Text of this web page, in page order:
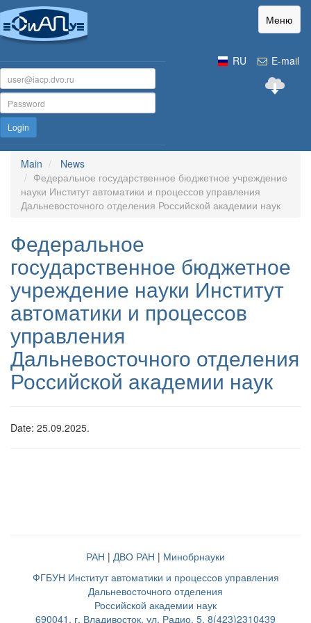
Меню
E-mail
RU
Login
Main
News
Федеральное государственное бюджетное учреждение
науки Институт автоматики и процессов управления
Дальневосточного отделения Российской академии наук
Федеральное
государственное бюджетное
учреждение науки Институт
автоматики и процессов
управления
Дальневосточного отделения
Российской академии наук
Date: 25.09.2025.
РАН | ДВО РАН | Минобрнауки
ФГБУН Институт автоматики и процессов управления
Дальневосточного отделения
Российской академии наук
690041, г. Владивосток, ул. Радио, 5, 8(423)2310439